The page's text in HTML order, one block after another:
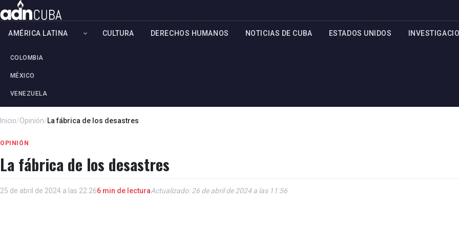
AMÉRICA LATINA
COLOMBIA
MÉXICO
VENEZUELA
CULTURA DERECHOS HUMANOS NOTICIAS DE CUBA ESTADOS UNIDOS
Inicio/Opinión/La fábrica de los desastres
OPINIÓN
La fábrica de los desastres
25 de abril de 2024 a las 22:266 min de lecturaActualizado: 26 de abril de 2024 a las 11:56